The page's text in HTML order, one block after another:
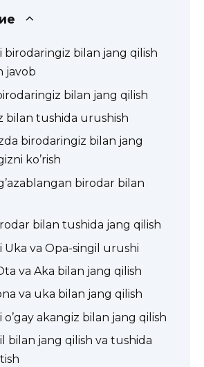
birodaringiz bilan jang qilish
javob
bilan jang qilish
bilan tushida urushish
birodaringiz bilan jang
ko’rish
birodar bilan
bilan tushida jang qilish
Uka va Opa-singil urushi
va Aka bilan jang qilish
va uka bilan jang qilish
o’gay akangiz bilan jang qilish
bilan jang qilish va tushida